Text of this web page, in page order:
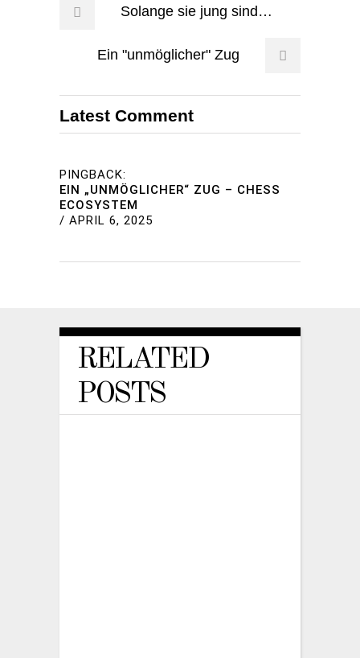
Solange sie jung sind…
Ein "unmöglicher" Zug
Latest Comment
PINGBACK:
EIN „UNMÖGLICHER“ ZUG – CHESS
ECOSYSTEM
/ APRIL 6, 2025
RELATED
POSTS